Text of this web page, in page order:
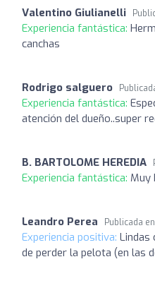
Valentino Giulianelli
Experiencia fantástica:
canchas
Rodrigo salguero
Experiencia fantástica:
atención del dueño..super
B. BARTOLOME HEREDIA
Experiencia fantástica: Muy
Leandro Perea Publicada en
Experiencia positiva: Lindas
de perder la pelota (en las